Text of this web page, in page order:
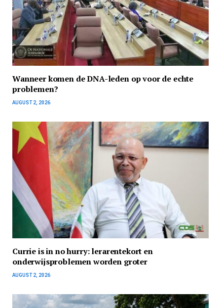
Wanneer komen de DNA-leden op voor de echte
problemen?
AUGUST 2, 2026
Currie is in no hurry: lerarentekort en
onderwijsproblemen worden groter
AUGUST 2, 2026